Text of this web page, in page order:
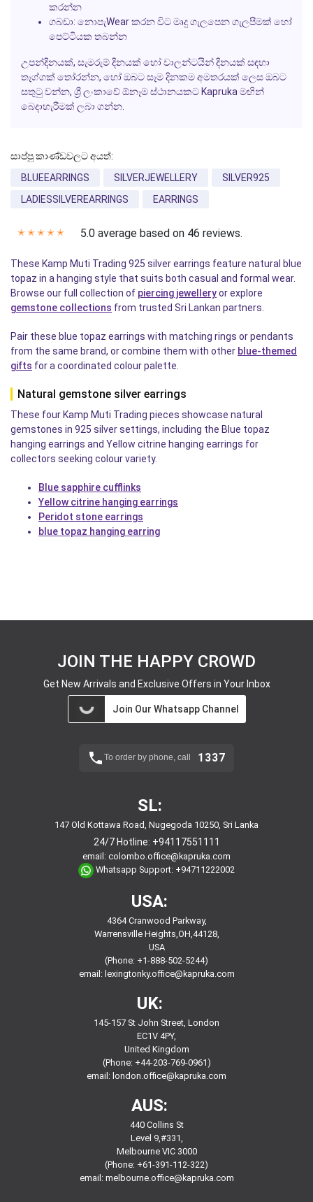
කරන්න
ගබඩා: නොපැWear කරන විට මෘදු ගැලපෙන ගැලපීමක් හෝ
පෙට්ටියක තබන්න
උපන්දිනයක්, සැමරුම් දිනයක් හෝ වාලන්ටයින් දිනයක් සඳහා
තෑග්ගක් තෝරන්න, හෝ ඔබට සෑම දිනකම අමතරයක් ලෙස ඔබට
සතුටු වන්න, ශ්‍රී ලංකාවේ ඕනෑම ස්ථානයකටKapruka මඟින්
බෙදාහැරීමක් ලබා ගන්න.
සාප්පු කාණ්ඩවලට අයත්:
BLUEEARRINGS
SILVERJEWELLERY
SILVER925
LADIESSILVEREARRINGS
EARRINGS
✭ ✭ ✭ ✭ ✭ 5.0 average based on 46 reviews.
These Kamp Muti Trading 925 silver earrings feature natural blue
topaz in a hanging style that suits both casual and formal wear.
Browse our full collection of piercing jewelleryor explore
gemstone collections from trusted Sri Lankan partners.
Pair these blue topaz earrings with matching rings or pendants
from the same brand, or combine them with other blue-themed
gifts for a coordinated colour palette.
Natural gemstone silver earrings
These four Kamp Muti Trading pieces showcase natural
gemstones in 925 silver settings, including the Blue topaz
hanging earrings and Yellow citrine hanging earrings for
collectors seeking colour variety.
Blue sapphire cufflinks
Yellow citrine hanging earrings
Peridot stone earrings
blue topaz hanging earring
JOIN THE HAPPY CROWD
Get New Arrivals and Exclusive Offers in Your Inbox
Join Our Whatsapp Channel
To order by phone, call 1337
SL:
147 Old Kottawa Road, Nugegoda 10250, Sri Lanka
24/7 Hotline: +94117551111
email: colombo.office@kapruka.com
Whatsapp Support: +94711222002
USA:
4364 Cranwood Parkway,
Warrensville Heights,OH,44128,
USA
(Phone: +1-888-502-5244)
email: lexingtonky.office@kapruka.com
UK:
145-157 St John Street, London
EC1V 4PY,
United Kingdom
(Phone: +44-203-769-0961)
email: london.office@kapruka.com
AUS:
440 Collins St
Level 9,#331,
Melbourne VIC 3000
(Phone: +61-391-112-322)
email: melbourne.office@kapruka.com